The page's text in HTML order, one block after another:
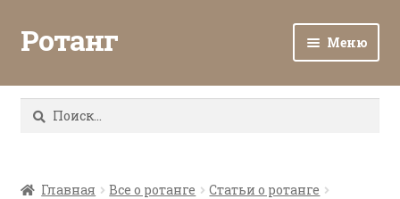
Ротанг Меню
Каталог
Найти:
Главная Все о ротанге
Статьи о ротанге